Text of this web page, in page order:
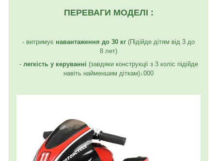
ПЕРЕВАГИ МОДЕЛІ :
- витримує навантаження до 30 кг (Підійде дітям від 3 до
8 лет)
- легкість у керуванні (завдяки конструкції з 3 коліс підійде
навіть найменшим діткам)↓000